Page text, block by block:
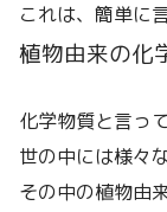
これは、簡単に
植物由来の化
化学物質と言っ
世の中には様々
その中の植物由